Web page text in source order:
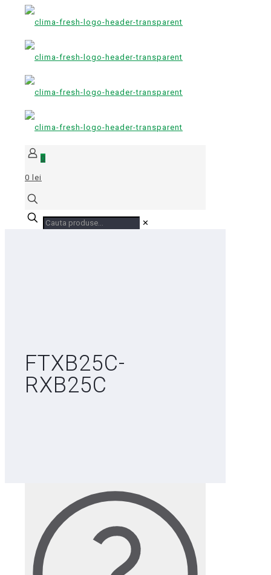
0
0 lei
✕
FTXB25C-
RXB25C